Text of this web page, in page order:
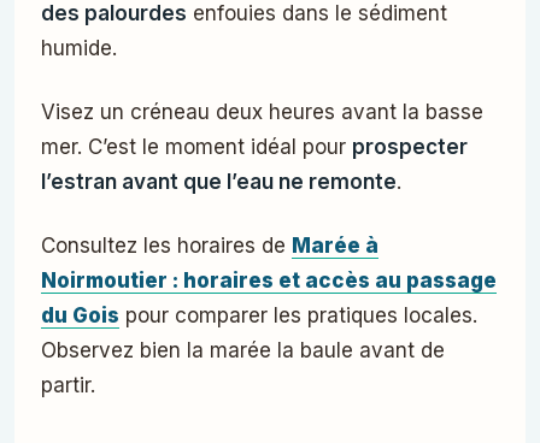
des palourdes enfouies dans le sédiment
humide.
Visez un créneau deux heures avant la basse
mer. C’est le moment idéal pour prospecter
l’estran avant que l’eau ne remonte.
Consultez les horaires de Marée à
Noirmoutier : horaires et accès au passage
du Gois pour comparer les pratiques locales.
Observez bien la marée la baule avant de
partir.